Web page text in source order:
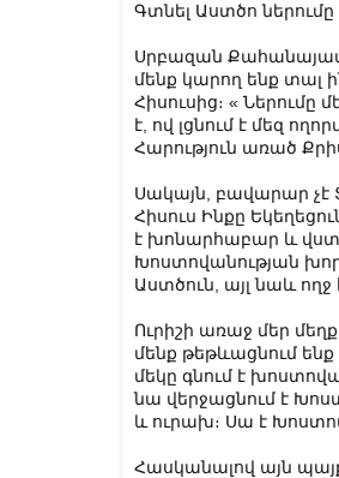
Գտնել Աստծո ներումը
Սրբազան
մենք կարող ենք տալ
Հիսուսից։ « Ներումը
է, ով լցնում է մեզ
Հարություն առած
Սակայն, բավարար չէ
Հիսուս Ինքը
է խոնարհաբար և
Խոստովանության
Աստծուն, այլ նաև
Ուրիշի առաջ մեր
մենք թեթևացնում
մեկը գնում է
նա վերջացնում է
և ուրախ։ Սա է
Հասկանալով այն